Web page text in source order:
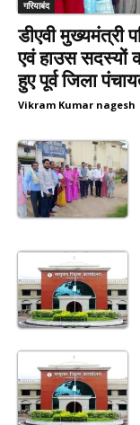
गरियाबंद
डीएवी मुख्यमंत्री
एवं हाउस सदस्यों
हुए पूर्व जिला
Vikram Kumar nagesh